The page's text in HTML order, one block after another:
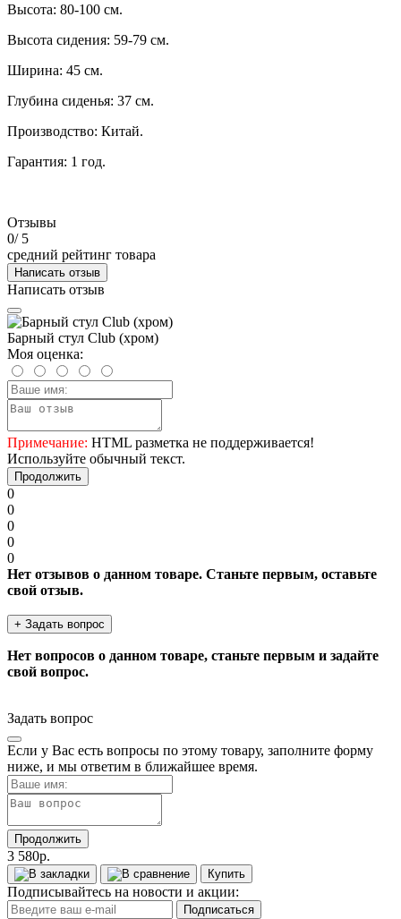
Высота: 80-100 см.
Высота сидения: 59-79 см.
Ширина: 45 см.
Глубина сиденья: 37 см.
Производство: Китай.
Гарантия: 1 год.
Отзывы
0/ 5
средний рейтинг товара
Написать отзыв
Написать отзыв
Барный стул Club (хром)
Моя оценка:
Примечание: HTML разметка не поддерживается!
Используйте обычный текст.
Продолжить
0
0
0
0
0
Нет отзывов о данном товаре. Станьте первым, оставьте
свой отзыв.
+ Задать вопрос
Нет вопросов о данном товаре, станьте первым и задайте
свой вопрос.
Задать вопрос
Если у Вас есть вопросы по этому товару, заполните форму
ниже, и мы ответим в ближайшее время.
Продолжить
3 580р.
Купить
Подписывайтесь на новости и акции:
Подписаться